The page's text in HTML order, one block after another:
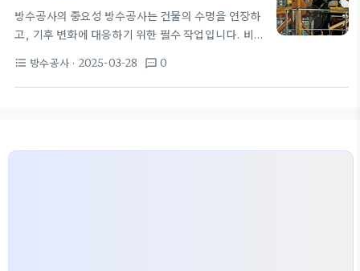
키는 필수 공사라고 말할 수 있지! 방수공사와 관련된
필수 정보 방수공사를 할 때 가장 먼저 고려해야 할 것
은…
방수공사의 중요성 방수공사는 건물의 수명을 연장하
고, 기후 변화에 대응하기 위한 필수 작업입니다. 비가
수 작업이 필요해지거나 더 큰 손상으로 이어질 수 있
죠.
방수공사는 단순한 작업이 아닌, 철저한 사전
format_list_bulleted 방수공사 · 2025-03-28 textsms 0